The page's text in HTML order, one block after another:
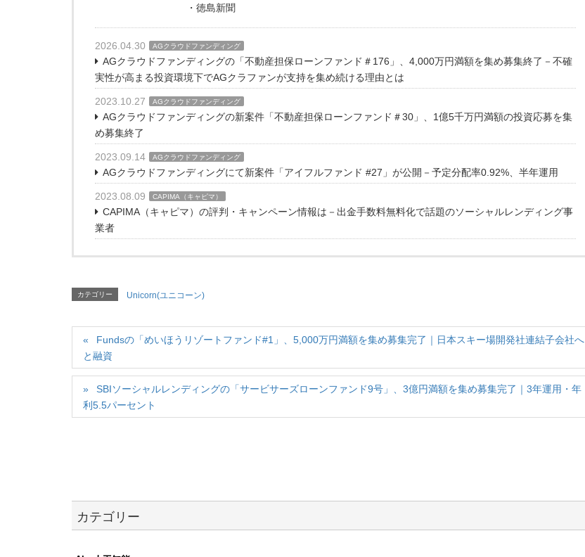
・徳島新聞
2026.04.30 AGクラウドファンディング
AGクラウドファンディングの「不動産担保ローンファンド＃176」、4,000万円満額を集め募集終了－不確
実性が高まる投資環境下でAGクラファンが支持を集め続ける理由とは
2023.10.27 AGクラウドファンディング
AGクラウドファンディングの新案件「不動産担保ローンファンド＃30」、1億5千万円満額の投資応募を集
め募集終了
2023.09.14 AGクラウドファンディング
AGクラウドファンディングにて新案件「アイフルファンド #27」が公開－予定分配率0.92%、半年運用
2023.08.09 CAPIMA（キャピマ）
CAPIMA（キャピマ）の評判・キャンペーン情報は－出金手数料無料化で話題のソーシャルレンディング事
業者
カテゴリー Unicorn(ユニコーン)
Fundsの「めいほうリゾートファンド#1」、5,000万円満額を集め募集完了｜日本スキー場開発社連結子会社へ
と融資
SBIソーシャルレンディングの「サービサーズローンファンド9号」、3億円満額を集め募集完了｜3年運用・年
利5.5パーセント
カテゴリー